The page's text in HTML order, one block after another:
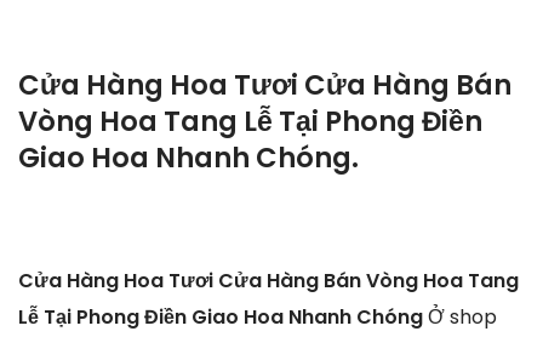
Cửa Hàng Hoa Tươi Cửa Hàng Bán
Vòng Hoa Tang Lễ Tại Phong Điền
Giao Hoa Nhanh Chóng.
Cửa Hàng Hoa Tươi Cửa Hàng Bán Vòng Hoa Tang
Lễ Tại Phong Điền Giao Hoa Nhanh ChóngỞ shop